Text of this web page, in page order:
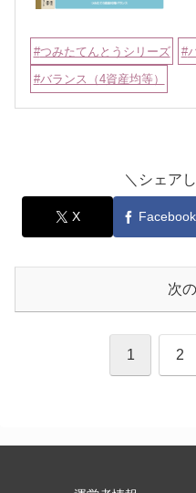
つみたてんとうシリーズ
バランス（4資産均等）
＼シェア
X Facebook
次
1 2